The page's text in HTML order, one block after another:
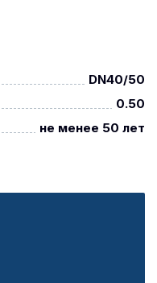
DN40/50
0.50
не менее 50 лет